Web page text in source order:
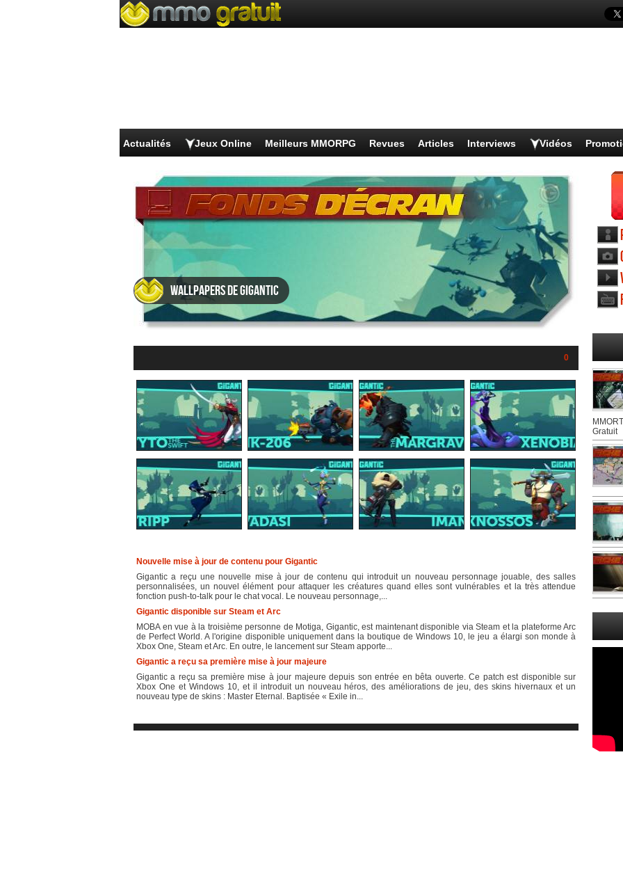
Actualités Jeux Online Meilleurs MMORPG Revues Articles Interviews Vidéos
Wallpapers de Gigantic
0
Nouvelle mise à jour de contenu pour Gigantic
Gigantic a reçu une nouvelle mise à jour de contenu qui introduit un nouveau personnage jouable, des salles
personnalisées, un nouvel élément pour attaquer les créatures quand elles sont vulnérables et la très attendue
fonction push-to-talk pour le chat vocal. Le nouveau personnage,...
Gigantic disponible sur Steam et Arc
MOBA en vue à la troisième personne de Motiga, Gigantic, est maintenant disponible via Steam et la plateforme Arc
de Perfect World. A l'origine disponible uniquement dans la boutique de Windows 10, le jeu a élargi son monde à
Xbox One, Steam et Arc. En outre, le lancement sur Steam apporte...
Gigantic a reçu sa première mise à jour majeure
Gigantic a reçu sa première mise à jour majeure depuis son entrée en bêta ouverte. Ce patch est disponible sur
Xbox One et Windows 10, et il introduit un nouveau héros, des améliorations de jeu, des skins hivernaux et un
nouveau type de skins : Master Eternal. Baptisée « Exile in...
Gratuit